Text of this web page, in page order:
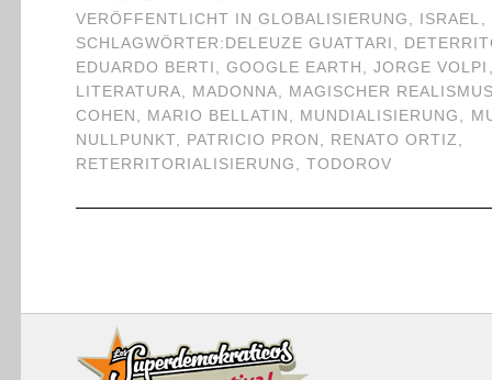
VERÖFFENTLICHT IN GLOBALISIERUNG , ISRAEL ,
SCHLAGWÖRTER: DELEUZE GUATTARI ,
EDUARDO BERTI , GOOGLE EARTH ,JORGE VOLPI
LITERATURA, MADONNA, MAGISCHER
COHEN , MARIO BELLATIN , MUNDIALISIERUNG ,
NULLPUNKT, PATRICIO PRON , RENATO ORTIZ ,
RETERRITORIALISIERUNG ,TODOROV